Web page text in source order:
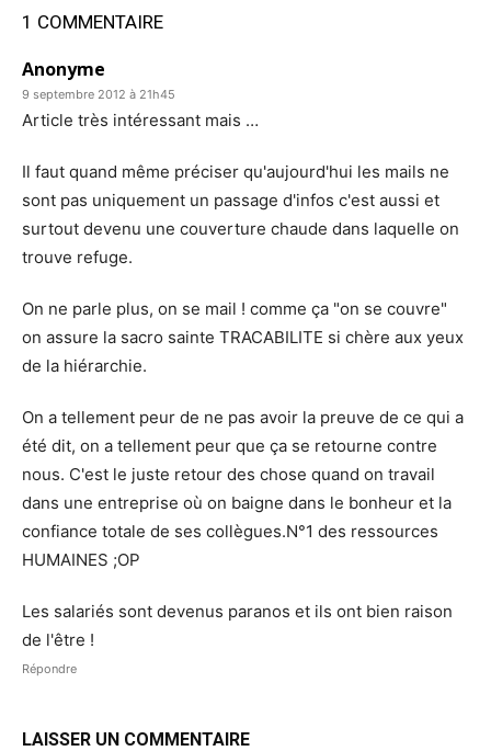
1 COMMENTAIRE
Anonyme
9 septembre 2012 à 21h45
Article très intéressant mais …
Il faut quand même préciser qu'aujourd'hui les mails ne
sont pas uniquement un passage d'infos c'est aussi et
surtout devenu une couverture chaude dans laquelle on
trouve refuge.
On ne parle plus, on se mail ! comme ça "on se couvre"
on assure la sacro sainte TRACABILITE si chère aux yeux
de la hiérarchie.
On a tellement peur de ne pas avoir la preuve de ce qui a
été dit, on a tellement peur que ça se retourne contre
nous. C'est le juste retour des chose quand on travail
dans une entreprise où on baigne dans le bonheur et la
confiance totale de ses collègues.N°1 des ressources
HUMAINES ;OP
Les salariés sont devenus paranos et ils ont bien raison
de l'être !
Répondre
LAISSER UN COMMENTAIRE